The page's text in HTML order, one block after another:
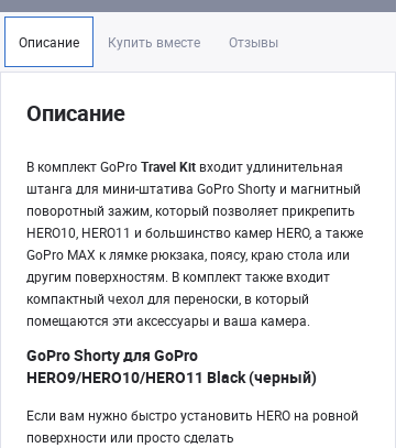
Описание Купить вместе Отзывы
Описание
В комплект GoProTravel Kit входит удлинительная
штанга для мини-штатива GoPro Shorty и магнитный
поворотный зажим, который позволяет прикрепить
HERO10, HERO11 и большинство камер HERO, а также
GoPro MAX к лямке рюкзака, поясу, краю стола или
другим поверхностям. В комплект также входит
компактный чехол для переноски, в который
помещаются эти аксессуары и ваша камера.
GoPro Shorty для GoPro
HERO9/HERO10/HERO11 Black (черный)
Если вам нужно быстро установить HERO на ровной
поверхности или просто сделать